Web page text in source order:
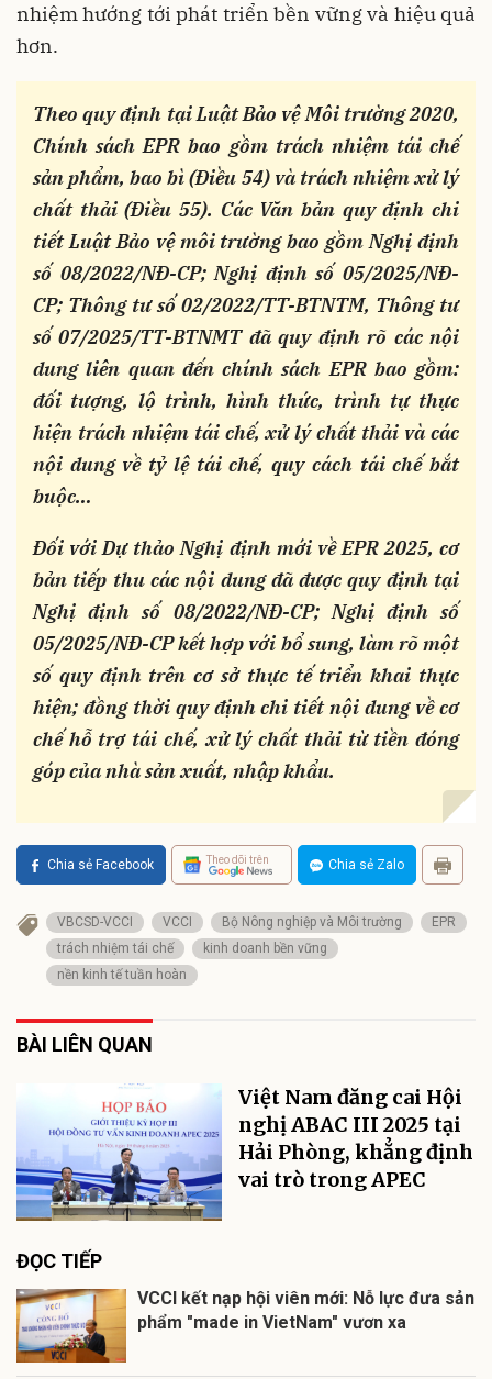
nhiệm hướng tới phát triển bền vững và hiệu quả
hơn.
Theo quy định tại Luật Bảo vệ Môi trường 2020,
Chính sách EPR bao gồm trách nhiệm tái chế
sản phẩm, bao bì (Điều 54) và trách nhiệm xử lý
chất thải (Điều 55). Các Văn bản quy định chi
tiết Luật Bảo vệ môi trường bao gồm Nghị định
số 08/2022/NĐ-CP; Nghị định số 05/2025/NĐ-
CP; Thông tư số 02/2022/TT-BTNTM, Thông tư
số 07/2025/TT-BTNMT đã quy định rõ các nội
dung liên quan đến chính sách EPR bao gồm:
đối tượng, lộ trình, hình thức, trình tự thực
hiện trách nhiệm tái chế, xử lý chất thải và các
nội dung về tỷ lệ tái chế, quy cách tái chế bắt
buộc…
Đối với Dự thảo Nghị định mới về EPR 2025, cơ
bản tiếp thu các nội dung đã được quy định tại
Nghị định số 08/2022/NĐ-CP; Nghị định số
05/2025/NĐ-CP kết hợp với bổ sung, làm rõ một
số quy định trên cơ sở thực tế triển khai thực
hiện; đồng thời quy định chi tiết nội dung về cơ
chế hỗ trợ tái chế, xử lý chất thải từ tiền đóng
góp của nhà sản xuất, nhập khẩu.
Chia sẻ Facebook Theo dõi trên Chia sẻ Zalo
VBCSD-VCCI VCCI Bộ Nông nghiệp và Môi trường
EPR
trách nhiệm tái chế
kinh doanh bền vững
nền kinh tế tuần hoàn
BÀI LIÊN QUAN
Việt Nam đăng cai Hội
nghị ABAC III 2025 tại
Hải Phòng, khẳng định
vai trò trong APEC
ĐỌC TIẾP
VCCI kết nạp hội viên mới: Nỗ lực đưa sản
phẩm "made in VietNam" vươn xa